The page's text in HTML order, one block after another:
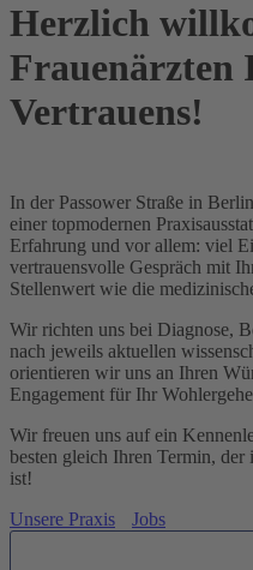
Herzlich
Frauenärzten
Vertrauens!
In der Passower Straße in
einer topmodernen
Erfahrung und vor allem: viel
vertrauensvolle Gespräch mit
Stellenwert wie die
Wir richten uns bei Diagnose,
nach jeweils aktuellen
orientieren wir uns an Ihren
Engagement für Ihr
Wir freuen uns auf ein
besten gleich Ihren Termin,
ist!
Unsere Praxis
Jobs